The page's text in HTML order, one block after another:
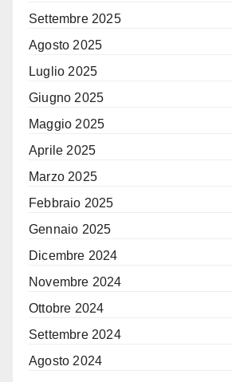
Settembre 2025
Agosto 2025
Luglio 2025
Giugno 2025
Maggio 2025
Aprile 2025
Marzo 2025
Febbraio 2025
Gennaio 2025
Dicembre 2024
Novembre 2024
Ottobre 2024
Settembre 2024
Agosto 2024